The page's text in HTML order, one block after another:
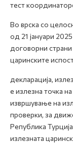
тест
Во врска со
од 21 јануари
договорни страни
царинските
декларација,
е излезна точка
извршување на
проверки, за
Република Турција
излезната